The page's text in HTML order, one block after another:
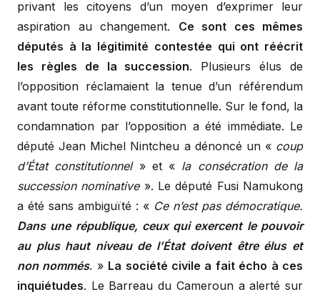
privant les citoyens d’un moyen d’exprimer leur
aspiration au changement. Ce sont ces mêmes
députés à la légitimité contestée qui ont réécrit
les règles de la succession. Plusieurs élus de
l’opposition réclamaient la tenue d’un référendum
avant toute réforme constitutionnelle. Sur le fond, la
condamnation par l’opposition a été immédiate. Le
député Jean Michel Nintcheu a dénoncé un « coup
d’État constitutionnel» et « la consécration de la
succession nominative». Le député Fusi Namukong
a été sans ambiguïté : « Ce n’est pas démocratique.
Dans une république, ceux qui exercent le pouvoir
au plus haut niveau de l’État doivent être élus et
non nommés. » La société civile a fait écho à ces
inquiétudes. Le Barreau du Cameroun a alerté sur